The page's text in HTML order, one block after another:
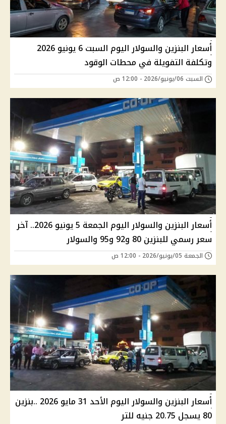
أسعار البنزين والسولار اليوم السبت 6 يونيو 2026
وتكلفة التفويلة في محطات الوقود
السبت 06/يونيو/2026 - 12:00 ص
أسعار البنزين والسولار اليوم الجمعة 5 يونيو 2026.. آخر
سعر رسمي للبنزين 80 و92 و95 والسولار
الجمعة 05/يونيو/2026 - 12:00 ص
أسعار البنزين والسولار اليوم الأحد 31 مايو 2026 ..بنزين
80 يسجل 20.75 جنيه للتر